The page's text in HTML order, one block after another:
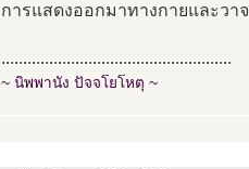
การแสดงออกมาทางกายและว
.....................................................
~ นิพพานัง ปัจจโยโหตุ ~